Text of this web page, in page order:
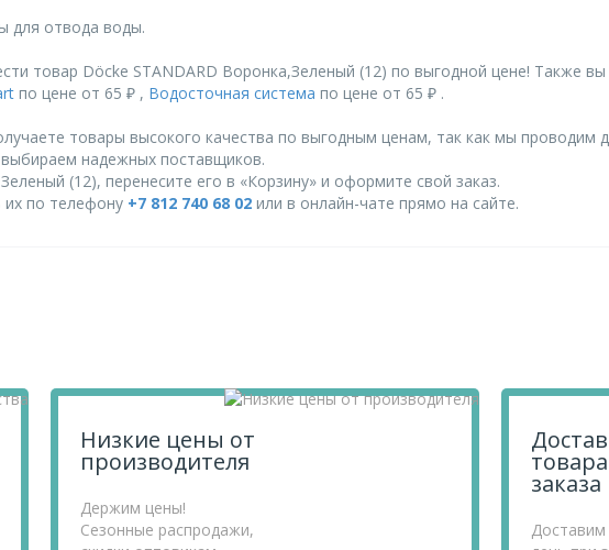
для отвода воды.
товар Döcke STANDARD Воронка,Зеленый (12) по выгодной цене! Также
по цене от 65 ₽ , Водосточная система по цене от 65 ₽ .
товары высокого качества по выгодным ценам, так как мы проводим
надежных поставщиков.
(12), перенесите его в «Корзину» и оформите свой заказ.
их по телефону +7 812 740 68 02 или в онлайн-чате прямо на сайте.
Низкие цены от
производителя
Держим цены!
Сезонные распродажи,
заказа
Доставим